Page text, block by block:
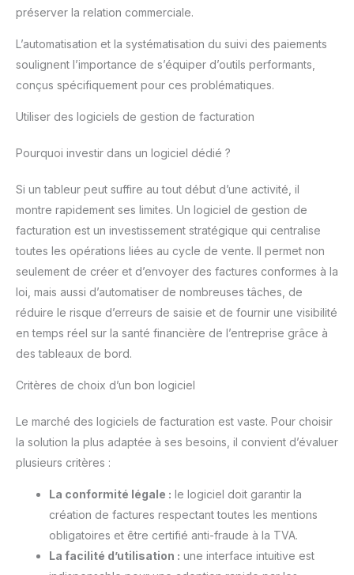
préserver la relation commerciale.
L’automatisation et la systématisation du suivi des paiements
soulignent l’importance de s’équiper d’outils performants,
conçus spécifiquement pour ces problématiques.
Utiliser des logiciels de gestion de facturation
Pourquoi investir dans un logiciel dédié ?
Si un tableur peut suffire au tout début d’une activité, il
montre rapidement ses limites. Un logiciel de gestion de
facturation est un investissement stratégique qui centralise
toutes les opérations liées au cycle de vente. Il permet non
seulement de créer et d’envoyer des factures conformes à la
loi, mais aussi d’automatiser de nombreuses tâches, de
réduire le risque d’erreurs de saisie et de fournir une visibilité
en temps réel sur la santé financière de l’entreprise grâce à
des tableaux de bord.
Critères de choix d’un bon logiciel
Le marché des logiciels de facturation est vaste. Pour choisir
la solution la plus adaptée à ses besoins, il convient d’évaluer
plusieurs critères :
La conformité légale : le logiciel doit garantir la
création de factures respectant toutes les mentions
obligatoires et être certifié anti-fraude à la TVA.
La facilité d’utilisation : une interface intuitive est